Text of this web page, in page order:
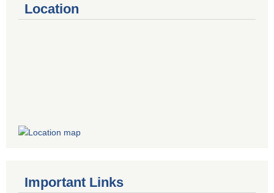
Location
Important Links